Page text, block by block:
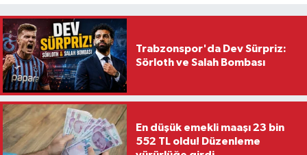
Trabzonspor'da Dev Sürpriz:
Sörloth ve Salah Bombası
En düşük emekli maaşı 23 bin
552 TL oldu! Düzenleme